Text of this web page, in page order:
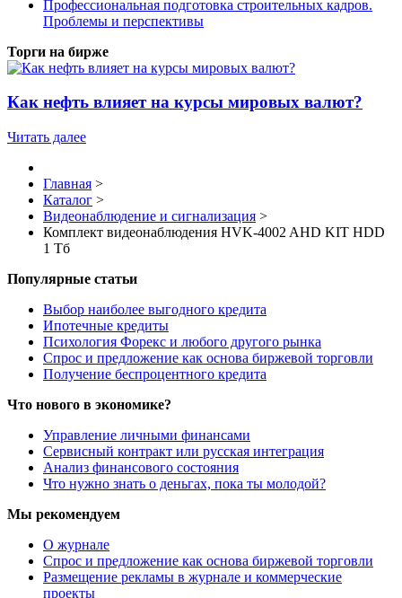
Профессиональная подготовка строительных кадров.
Проблемы и перспективы
Торги на бирже
Как нефть влияет на курсы мировых валют?
Читать далее
Главная >
Каталог >
Видеонаблюдение и сигнализация >
Комплект видеонаблюдения HVK-4002 AHD KIT HDD
1 Тб
Популярные статьи
Выбор наиболее выгодного кредита
Ипотечные кредиты
Психология Форекс и любого другого рынка
Спрос и предложение как основа биржевой торговли
Получение беспроцентного кредита
Что нового в экономике?
Управление личными финансами
Сервисный контракт или русская интеграция
Анализ финансового состояния
Что нужно знать о деньгах, пока ты молодой?
Мы рекомендуем
О журнале
Спрос и предложение как основа биржевой торговли
Размещение рекламы в журнале и коммерческие
проекты